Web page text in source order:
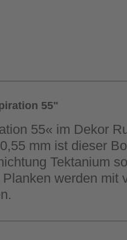
55"
55« im Dekor
mm ist dieser
Tektanium
werden